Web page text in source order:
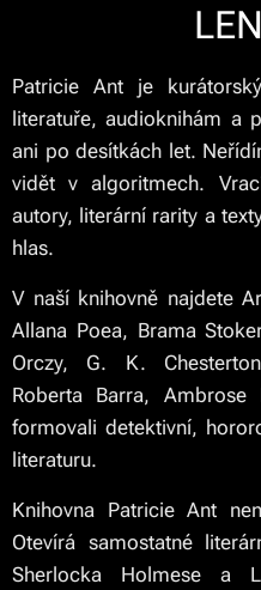
Patricie Ant je
literatuře, audioknihám a
ani po desítkách let.
vidět v algoritmech.
autory, literární rarity a
hlas.
V naší knihovně najdete
Allana Poea, Brama
Orczy, G. K.
Roberta Barra,
formovali detektivní,
literaturu.
Knihovna Patricie Ant
Otevírá samostatné
Sherlocka Holmese a